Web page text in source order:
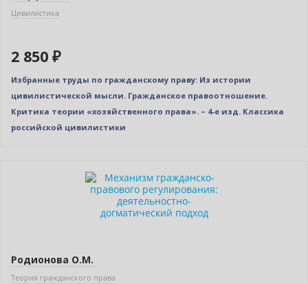
Цивилистика
2 850 ₽
Избранные труды по гражданскому праву: Из истории
цивилистической мысли. Гражданское правоотношение.
Критика теории «хозяйственного права». – 4-е изд. Классика
российской цивилистики
Родионова О.М.
Теория гражданского права